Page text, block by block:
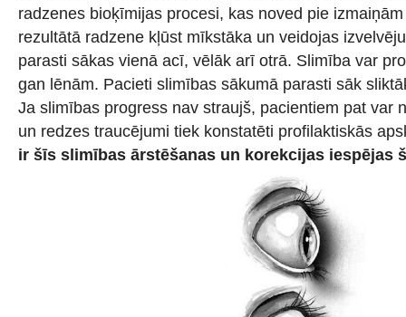
radzenes bioķīmijas procesi, kas noved pie
rezultātā radzene kļūst mīkstāka un veidojas
parasti sākas vienā acī, vēlāk arī otrā. Slimība var
gan lēnām. Pacieti slimības sākumā parasti sāk
Ja slimības progress nav straujš, pacientiem pat var
un redzes traucējumi tiek konstatēti profilaktiskās
ir šīs slimības ārstēšanas un korekcijas iespējas